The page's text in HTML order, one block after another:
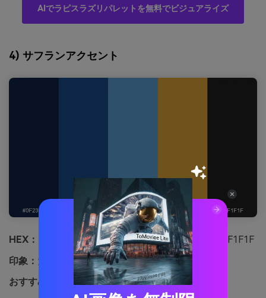
AIでラピスラズリパレットを無料でビジュアライズ
4) サフランアクセント
HEX：
#0F2347 #1B4C8A #5EA0D6 #E0A33A #1F1F1F
印象： 大胆でエネルギッシュ
おすすめ用途：
音楽イベントポスター